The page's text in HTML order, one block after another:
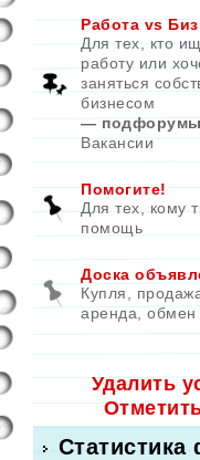
Работа vs
Для тех, кто
работу или
заняться
бизнесом
—
Вакансии
Помогите!
Для тех, кому
помощь
Доска
Купля,
аренда, обмен
Удалить